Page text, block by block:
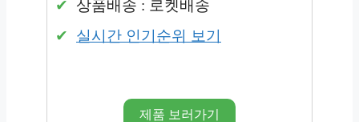
상품배송 : 로켓배송
실시간 인기순위 보기
제품 보러가기